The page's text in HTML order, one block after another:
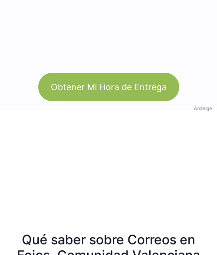
Obtener Mi Hora de Entrega
Anzeige
Qué saber sobre Correos en